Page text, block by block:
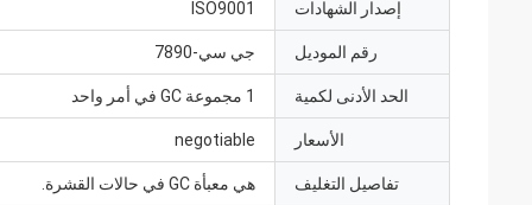
إصدار الشهادات ISO9001
رقم الموديل جي سي-7890
الحد الأدنى لكمية 1 مجموعة GC في أمر واحد
الأسعار negotiable
تفاصيل التغليف هي معبأة GC في حالات القشرة.